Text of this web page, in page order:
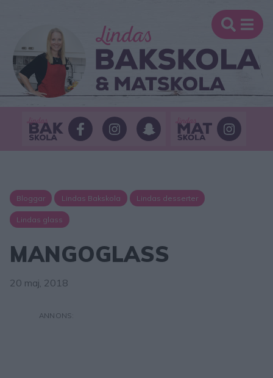
Bloggar Lindas Bakskola Lindas desserter
Lindas glass
MANGOGLASS
20 maj, 2018